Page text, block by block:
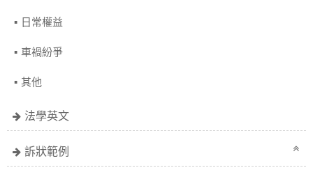
日常權益
車禍紛爭
其他
法學英文
訴狀範例